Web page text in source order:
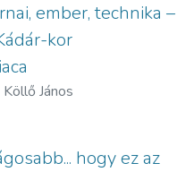
ember, technika –
kor
Köllő János
hogy ez az